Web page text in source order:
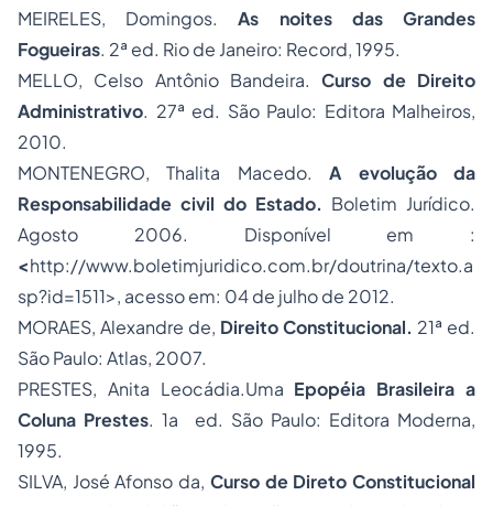
MEIRELES, Domingos.As noites das Grandes
Fogueiras. 2ª ed. Rio de Janeiro: Record, 1995.
MELLO, Celso Antônio Bandeira.Curso de Direito
Administrativo. 27ª ed. São Paulo: Editora Malheiros,
2010.
MONTENEGRO, Thalita Macedo.A evolução da
Responsabilidade civil do Estado. Boletim Jurídico.
Agosto 2006. Disponível em :
<http://www.boletimjuridico.com.br/doutrina/texto.a
sp?id=1511>, acesso em: 04 de julho de 2012.
MORAES, Alexandre de, Direito Constitucional. 21ª ed.
São Paulo: Atlas, 2007.
PRESTES, Anita Leocádia.Uma Epopéia Brasileira a
Coluna Prestes. 1a ed. São Paulo: Editora Moderna,
1995.
SILVA, José Afonso da, Curso de Direto Constitucional